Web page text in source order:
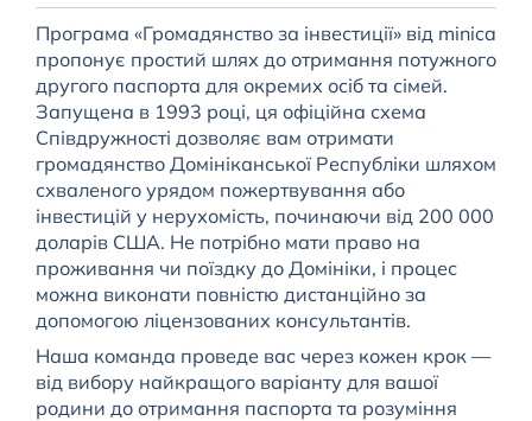
Програма «Громадянство за інвестиції» від minica
пропонує простий шлях до отримання потужного
другого паспорта для окремих осіб та сімей.
Запущена в 1993 році, ця офіційна схема
Співдружності дозволяє вам отримати
громадянство Домініканської Республіки шляхом
схваленого урядом пожертвування або
інвестицій у нерухомість, починаючи від 200 000
доларів США. Не потрібно мати право на
проживання чи поїздку до Домініки, і процес
можна виконати повністю дистанційно за
допомогою ліцензованих консультантів.
Наша команда проведе вас через кожен крок —
від вибору найкращого варіанту для вашої
родини до отримання паспорта та розуміння